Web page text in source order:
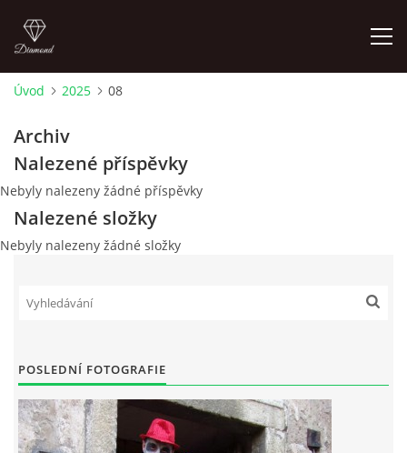
ÚVOD
KONTAKT
© 2026 eStránky.cz
Úvod 2025 08
Archiv
Nalezené příspěvky
Nebyly nalezeny žádné příspěvky
Nalezené složky
Nebyly nalezeny žádné složky
POSLEDNÍ FOTOGRAFIE